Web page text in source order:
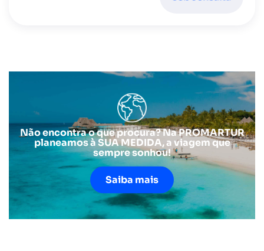
Não encontra o que procura? Na PROMARTUR
planeamos à SUA MEDIDA, a viagem que
sempre sonhou!
Saiba mais